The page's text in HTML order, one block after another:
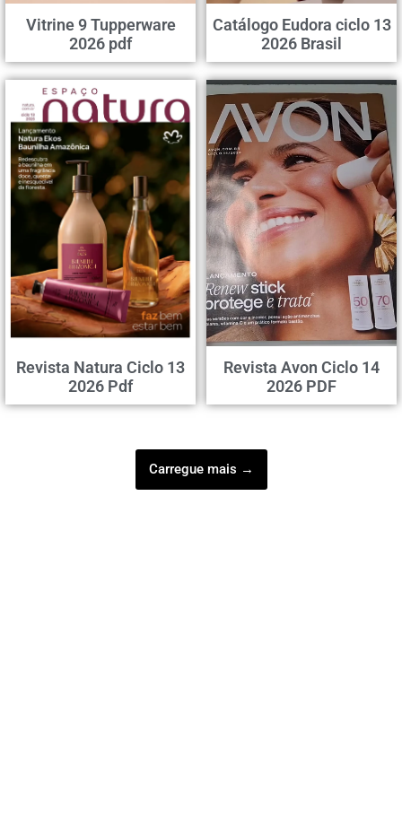
Vitrine 9 Tupperware
2026 pdf
Catálogo Eudora ciclo 13
2026 Brasil
Revista Natura Ciclo 13
2026 Pdf
Revista Avon Ciclo 14
2026 PDF
Carregue mais →